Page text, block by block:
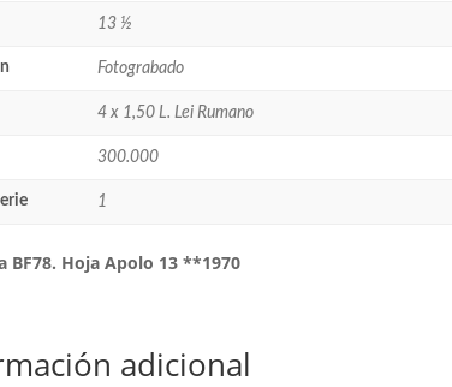
13 ½
Fotograbado
4 x 1,50 L. Lei Rumano
300.000
1
BF78. Hoja Apolo 13 **1970
adicional